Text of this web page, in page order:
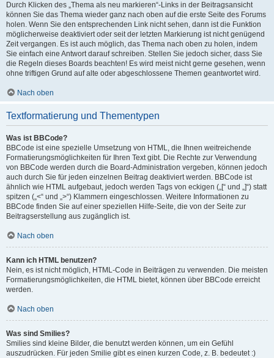
Durch Klicken des „Thema als neu markieren“-Links in der Beitragsansicht
können Sie das Thema wieder ganz nach oben auf die erste Seite des Forums
holen. Wenn Sie den entsprechenden Link nicht sehen, dann ist die Funktion
möglicherweise deaktiviert oder seit der letzten Markierung ist nicht genügend
Zeit vergangen. Es ist auch möglich, das Thema nach oben zu holen, indem
Sie einfach eine Antwort darauf schreiben. Stellen Sie jedoch sicher, dass Sie
die Regeln dieses Boards beachten! Es wird meist nicht gerne gesehen, wenn
ohne triftigen Grund auf alte oder abgeschlossene Themen geantwortet wird.
Nach oben
Textformatierung und Thementypen
Was ist BBCode?
BBCode ist eine spezielle Umsetzung von HTML, die Ihnen weitreichende
Formatierungsmöglichkeiten für Ihren Text gibt. Die Rechte zur Verwendung
von BBCode werden durch die Board-Administration vergeben, können jedoch
auch durch Sie für jeden einzelnen Beitrag deaktiviert werden. BBCode ist
ähnlich wie HTML aufgebaut, jedoch werden Tags von eckigen („[“ und „]“) statt
spitzen („<“ und „>“) Klammern eingeschlossen. Weitere Informationen zu
BBCode finden Sie auf einer speziellen Hilfe-Seite, die von der Seite zur
Beitragserstellung aus zugänglich ist.
Nach oben
Kann ich HTML benutzen?
Nein, es ist nicht möglich, HTML-Code in Beiträgen zu verwenden. Die meisten
Formatierungsmöglichkeiten, die HTML bietet, können über BBCode erreicht
werden.
Nach oben
Was sind Smilies?
Smilies sind kleine Bilder, die benutzt werden können, um ein Gefühl
auszudrücken. Für jeden Smilie gibt es einen kurzen Code, z. B. bedeutet :)